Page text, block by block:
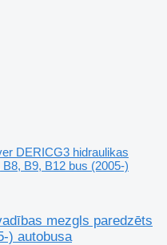
DERICG3 hidraulikas
B9, B12 bus (2005-)
mezgls paredzēts
) autobusa